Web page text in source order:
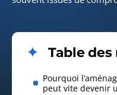
Table
Pourquoi
peut vite devenir